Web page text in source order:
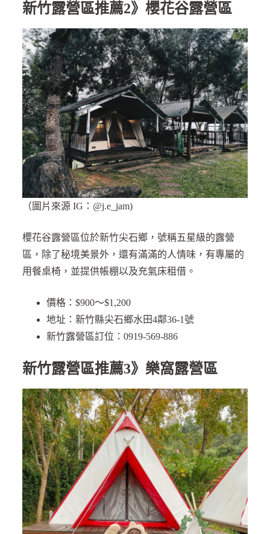
新竹露營區推薦2》櫻花谷露營區
（圖片來源 IG：@j.e_jam)
櫻花谷露營區位於新竹尖石鄉，號稱五星級的露營
區，除了秘境美景外，還有滿滿的人情味，有專屬的
用餐桌椅，並提供帳棚以及充氣床租借。
價格：$900～$1,200
地址：新竹縣尖石鄉水田4鄰36-1號
新竹露營區訂位：0919-569-886
新竹露營區推薦3》樂窩露營區